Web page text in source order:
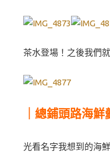
茶水登場！之後我們
｜總鋪頭路海鮮
光看名字我想到的海